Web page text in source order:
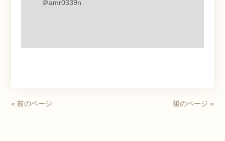
＠amr0339n
« 前のページ 後のページ »